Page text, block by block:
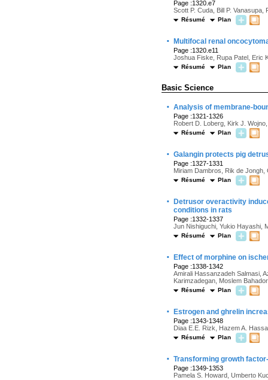
Page :1320.e7
Scott P. Cuda, Bill P. Vanasupa,
Résumé Plan
· Multifocal renal
Page :1320.e11
Joshua Fiske, Rupa Patel, Eric
Résumé Plan
Basic Science
· Analysis of membrane-
Page :1321-1326
Robert D. Loberg, Kirk J.
Résumé Plan
· Galangin protects pig
Page :1327-1331
Miriam Dambros, Rik de Jongh,
Résumé Plan
·
Detrusor overactivity
conditions in rats
Page :1332-1337
Jun Nishiguchi, Yukio Hayashi,
Résumé Plan
· Effect of morphine on
Page :1338-1342
Amirali Hassanzadeh Salmasi,
Karimzadegan, Moslem
Résumé Plan
· Estrogen and ghrelin
Page :1343-1348
Diaa E.E. Rizk, Hazem A.
Résumé Plan
· Transforming growth
Page :1349-1353
Pamela S. Howard, Umberto